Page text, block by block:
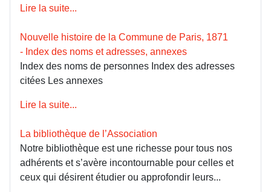
Lire la suite...
Nouvelle histoire de la Commune de Paris, 1871
- Index des noms et adresses, annexes
Index des noms de personnes Index des adresses
citées Les annexes
Lire la suite...
La bibliothèque de l’Association
Notre bibliothèque est une richesse pour tous nos
adhérents et s’avère incontournable pour celles et
ceux qui désirent étudier ou approfondir leurs...